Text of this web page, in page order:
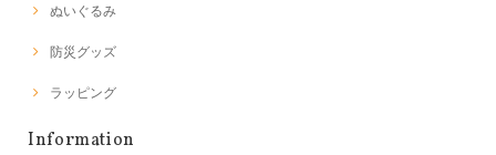
ぬいぐるみ
防災グッズ
ラッピング
Information